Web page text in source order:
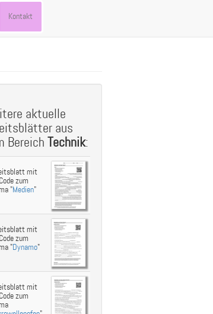
Kontakt
aktuelle
aus
Bereich Technik:
mit
zum
"Medien"
mit
zum
"Dynamo"
mit
zum